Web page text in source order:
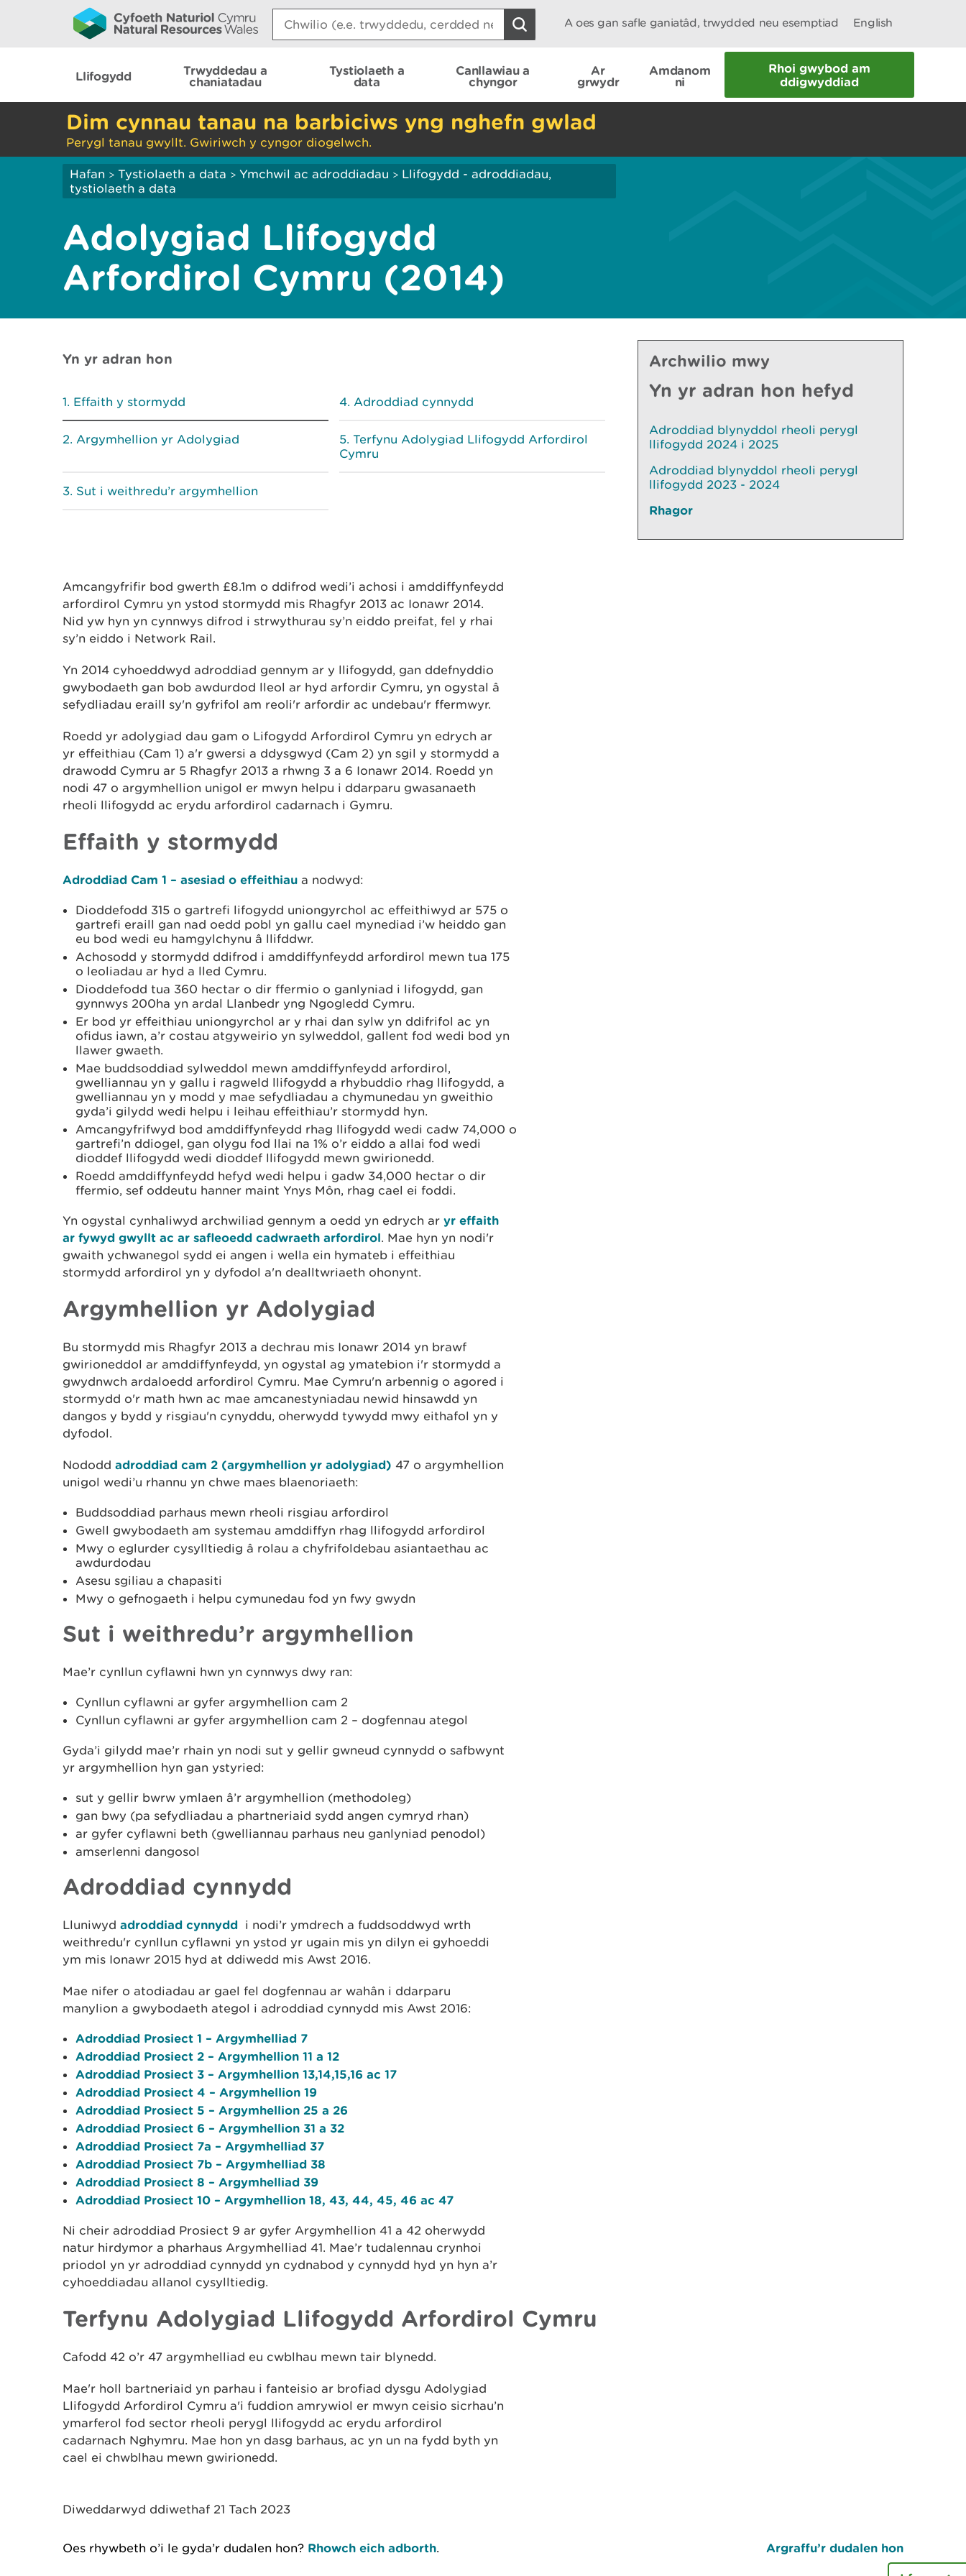
Search:
A oes gan safle ganiatâd, trwydded neu esemptiad English
Llifogydd
Trwyddedau a
chaniatadau
Tystiolaeth a
data
Canllawiau a
chyngor
Ar
grwydr
Amdanom
ni
Rhoi gwybod am
ddigwyddiad
Dim cynnau tanau na barbiciws yng nghefn gwlad
Perygl tanau gwyllt. Gwiriwch y cyngor diogelwch.
Hafan > Tystiolaeth a data > Ymchwil ac adroddiadau > Llifogydd - adroddiadau,
tystiolaeth a data
Adolygiad Llifogydd
Arfordirol Cymru (2014)
Yn yr adran hon
Effaith y stormydd
Argymhellion yr Adolygiad
Sut i weithredu’r argymhellion
Adroddiad cynnydd
Terfynu Adolygiad Llifogydd Arfordirol
Cymru
Amcangyfrifir bod gwerth £8.1m o ddifrod wedi’i achosi i amddiffynfeydd
arfordirol Cymru yn ystod stormydd mis Rhagfyr 2013 ac Ionawr 2014.
Nid yw hyn yn cynnwys difrod i strwythurau sy’n eiddo preifat, fel y rhai
sy’n eiddo i Network Rail.
Yn 2014 cyhoeddwyd adroddiad gennym ar y llifogydd, gan ddefnyddio
gwybodaeth gan bob awdurdod lleol ar hyd arfordir Cymru, yn ogystal â
sefydliadau eraill sy'n gyfrifol am reoli'r arfordir ac undebau'r ffermwyr.
Roedd yr adolygiad dau gam o Lifogydd Arfordirol Cymru yn edrych ar
yr effeithiau (Cam 1) a'r gwersi a ddysgwyd (Cam 2) yn sgil y stormydd a
drawodd Cymru ar 5 Rhagfyr 2013 a rhwng 3 a 6 Ionawr 2014. Roedd yn
nodi 47 o argymhellion unigol er mwyn helpu i ddarparu gwasanaeth
rheoli llifogydd ac erydu arfordirol cadarnach i Gymru.
Effaith y stormydd
Adroddiad Cam 1 – asesiad o effeithiau a nodwyd:
Dioddefodd 315 o gartrefi lifogydd uniongyrchol ac effeithiwyd ar 575 o
gartrefi eraill gan nad oedd pobl yn gallu cael mynediad i’w heiddo gan
eu bod wedi eu hamgylchynu â llifddwr.
Achosodd y stormydd ddifrod i amddiffynfeydd arfordirol mewn tua 175
o leoliadau ar hyd a lled Cymru.
Dioddefodd tua 360 hectar o dir ffermio o ganlyniad i lifogydd, gan
gynnwys 200ha yn ardal Llanbedr yng Ngogledd Cymru.
Er bod yr effeithiau uniongyrchol ar y rhai dan sylw yn ddifrifol ac yn
ofidus iawn, a’r costau atgyweirio yn sylweddol, gallent fod wedi bod yn
llawer gwaeth.
Mae buddsoddiad sylweddol mewn amddiffynfeydd arfordirol,
gwelliannau yn y gallu i ragweld llifogydd a rhybuddio rhag llifogydd, a
gwelliannau yn y modd y mae sefydliadau a chymunedau yn gweithio
gyda’i gilydd wedi helpu i leihau effeithiau’r stormydd hyn.
Amcangyfrifwyd bod amddiffynfeydd rhag llifogydd wedi cadw 74,000 o
gartrefi’n ddiogel, gan olygu fod llai na 1% o’r eiddo a allai fod wedi
dioddef llifogydd wedi dioddef llifogydd mewn gwirionedd.
Roedd amddiffynfeydd hefyd wedi helpu i gadw 34,000 hectar o dir
ffermio, sef oddeutu hanner maint Ynys Môn, rhag cael ei foddi.
Yn ogystal cynhaliwyd archwiliad gennym a oedd yn edrych ar yr effaith
ar fywyd gwyllt ac ar safleoedd cadwraeth arfordirol. Mae hyn yn nodi'r
gwaith ychwanegol sydd ei angen i wella ein hymateb i effeithiau
stormydd arfordirol yn y dyfodol a'n dealltwriaeth ohonynt.
Argymhellion yr Adolygiad
Bu stormydd mis Rhagfyr 2013 a dechrau mis Ionawr 2014 yn brawf
gwirioneddol ar amddiffynfeydd, yn ogystal ag ymatebion i'r stormydd a
gwydnwch ardaloedd arfordirol Cymru. Mae Cymru'n arbennig o agored i
stormydd o'r math hwn ac mae amcanestyniadau newid hinsawdd yn
dangos y bydd y risgiau'n cynyddu, oherwydd tywydd mwy eithafol yn y
dyfodol.
Nododd adroddiad cam 2 (argymhellion yr adolygiad) 47 o argymhellion
unigol wedi’u rhannu yn chwe maes blaenoriaeth:
Buddsoddiad parhaus mewn rheoli risgiau arfordirol
Gwell gwybodaeth am systemau amddiffyn rhag llifogydd arfordirol
Mwy o eglurder cysylltiedig â rolau a chyfrifoldebau asiantaethau ac
awdurdodau
Asesu sgiliau a chapasiti
Mwy o gefnogaeth i helpu cymunedau fod yn fwy gwydn
Sut i weithredu’r argymhellion
Mae’r cynllun cyflawni hwn yn cynnwys dwy ran:
Cynllun cyflawni ar gyfer argymhellion cam 2
Cynllun cyflawni ar gyfer argymhellion cam 2 – dogfennau ategol
Gyda’i gilydd mae’r rhain yn nodi sut y gellir gwneud cynnydd o safbwynt
yr argymhellion hyn gan ystyried:
sut y gellir bwrw ymlaen â’r argymhellion (methodoleg)
gan bwy (pa sefydliadau a phartneriaid sydd angen cymryd rhan)
ar gyfer cyflawni beth (gwelliannau parhaus neu ganlyniad penodol)
amserlenni dangosol
Adroddiad cynnydd
Lluniwyd adroddiad cynnydd i nodi’r ymdrech a fuddsoddwyd wrth
weithredu'r cynllun cyflawni yn ystod yr ugain mis yn dilyn ei gyhoeddi
ym mis Ionawr 2015 hyd at ddiwedd mis Awst 2016.
Mae nifer o atodiadau ar gael fel dogfennau ar wahân i ddarparu
manylion a gwybodaeth ategol i adroddiad cynnydd mis Awst 2016:
Adroddiad Prosiect 1 – Argymhelliad 7
Adroddiad Prosiect 2 – Argymhellion 11 a 12
Adroddiad Prosiect 3 – Argymhellion 13,14,15,16 ac 17
Adroddiad Prosiect 4 – Argymhellion 19
Adroddiad Prosiect 5 – Argymhellion 25 a 26
Adroddiad Prosiect 6 – Argymhellion 31 a 32
Adroddiad Prosiect 7a – Argymhelliad 37
Adroddiad Prosiect 7b – Argymhelliad 38
Adroddiad Prosiect 8 – Argymhelliad 39
Adroddiad Prosiect 10 – Argymhellion 18, 43, 44, 45, 46 ac 47
Ni cheir adroddiad Prosiect 9 ar gyfer Argymhellion 41 a 42 oherwydd
natur hirdymor a pharhaus Argymhelliad 41. Mae’r tudalennau crynhoi
priodol yn yr adroddiad cynnydd yn cydnabod y cynnydd hyd yn hyn a’r
cyhoeddiadau allanol cysylltiedig.
Terfynu Adolygiad Llifogydd Arfordirol Cymru
Cafodd 42 o’r 47 argymhelliad eu cwblhau mewn tair blynedd.
Mae'r holl bartneriaid yn parhau i fanteisio ar brofiad dysgu Adolygiad
Llifogydd Arfordirol Cymru a'i fuddion amrywiol er mwyn ceisio sicrhau’n
ymarferol fod sector rheoli perygl llifogydd ac erydu arfordirol
cadarnach Nghymru. Mae hon yn dasg barhaus, ac yn un na fydd byth yn
cael ei chwblhau mewn gwirionedd.
Archwilio mwy
Yn yr adran hon hefyd
Adroddiad blynyddol rheoli perygl
llifogydd 2024 i 2025
Adroddiad blynyddol rheoli perygl
llifogydd 2023 - 2024
Rhagor
Diweddarwyd ddiwethaf 21 Tach 2023
Oes rhywbeth o’i le gyda’r dudalen hon? Rhowch eich adborth. Argraffu’r dudalen hon